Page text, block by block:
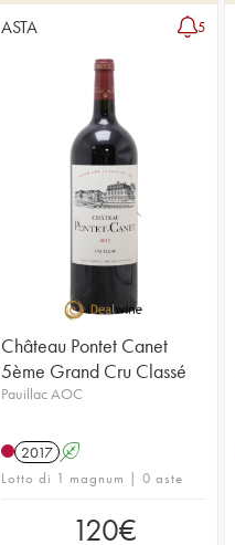
ASTA 5
Château Pontet Canet
5ème Grand Cru Classé
Pauillac AOC
2017 A
Lotto di 1 magnum | 0 aste
120€